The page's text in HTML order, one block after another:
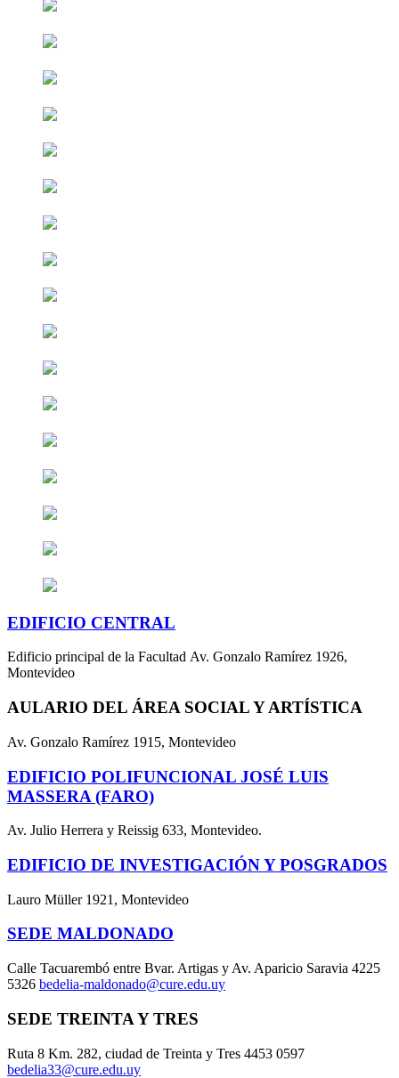
EDIFICIO CENTRAL
Edificio principal de la Facultad Av. Gonzalo Ramírez 1926,
Montevideo
AULARIO DEL ÁREA SOCIAL Y ARTÍSTICA
Av. Gonzalo Ramírez 1915, Montevideo
EDIFICIO POLIFUNCIONAL JOSÉ LUIS
MASSERA (FARO)
Av. Julio Herrera y Reissig 633, Montevideo.
EDIFICIO DE INVESTIGACIÓN Y POSGRADOS
Lauro Müller 1921, Montevideo
SEDE MALDONADO
Calle Tacuarembó entre Bvar. Artigas y Av. Aparicio Saravia 4225
5326 bedelia-maldonado@cure.edu.uy
SEDE TREINTA Y TRES
Ruta 8 Km. 282, ciudad de Treinta y Tres 4453 0597
bedelia33@cure.edu.uy